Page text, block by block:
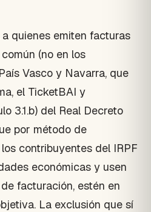
quienes emiten facturas
(no en los
Vasco y Navarra, que
el TicketBAI y
3.1.b) del Real Decreto
por método de
contribuyentes del IRPF
económicas y usen
facturación, estén en
La exclusión que sí